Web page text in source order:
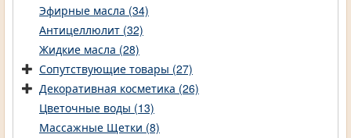
Эфирные масла (34)
Антицеллюлит (32)
Жидкие масла (28)
Сопутствующие товары (27)
Декоративная косметика (26)
Цветочные воды (13)
Массажные Щетки (8)